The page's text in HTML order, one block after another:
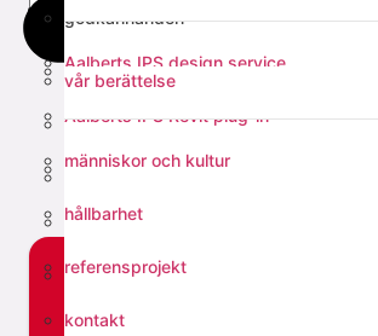
godkännanden
EPD
tekniska manualer
Aalberts IPS design service
Aalberts IPS Revit plug-in
verktyg för dimensionering av
verktygsval
Fast Fix support rail calculation
vår berättelse
människor och kultur
hållbarhet
referensprojekt
kontakt